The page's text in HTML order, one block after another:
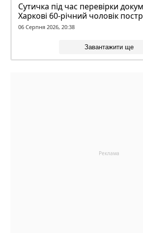
Сутичка під час перевірки
Харкові 60-річний чоловік
конфлікті з ТЦК
06 Серпня 2026, 20:38
Завантажити ще